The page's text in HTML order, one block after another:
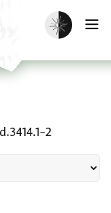
Enable dark